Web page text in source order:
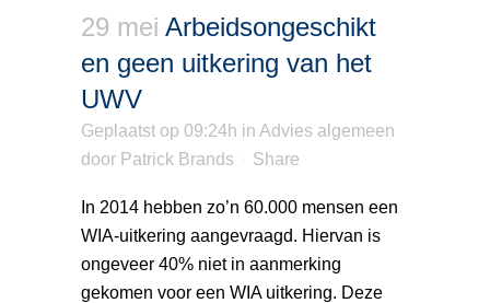
29 mei Arbeidsongeschikt
en geen uitkering van het
UWV
Geplaatst op 09:24h in Advies algemeen
door Patrick Brands Share
In 2014 hebben zo’n 60.000 mensen een
WIA-uitkering aangevraagd. Hiervan is
ongeveer 40% niet in aanmerking
gekomen voor een WIA uitkering. Deze